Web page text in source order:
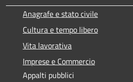
Anagrafe e stato civile
Cultura e tempo libero
Vita lavorativa
Imprese e Commercio
Appalti pubblici